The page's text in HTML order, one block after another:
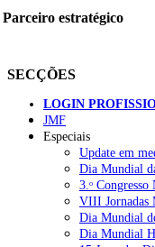
Partilhe nas redes sociais:
NOTÍCIAS RECENTES
Quase 11.900
nutricionista no
Parceiro estratégico
SECÇÕES
LOGIN
JMF
Especiais
Update em
Dia Mundial
3.ᵒ
VIII Jornadas
Dia Mundial
Dia Mundial